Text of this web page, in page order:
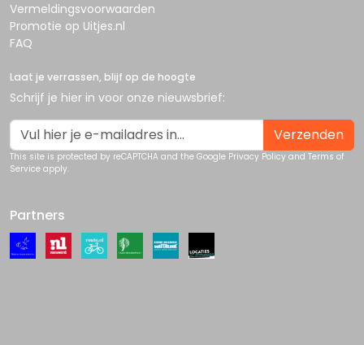
Vermeldingsvoorwaarden
Promotie op Uitjes.nl
FAQ
Laat je verrassen, blijf op de hoogte
Schrijf je hier in voor onze nieuwsbrief:
Verzenden
This site is protected by reCAPTCHA and the Google Privacy Policy and Terms of
Service apply.
Partners